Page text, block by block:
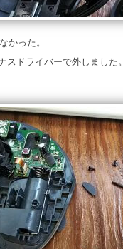
かった。
スドライバーで外しました。